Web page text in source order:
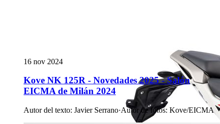
16 nov 2024
Kove NK 125R - Novedades 2025 - Salón
EICMA de Milán 2024
Autor del texto: Javier Serrano·Autor de fotos: Kove/EICMA